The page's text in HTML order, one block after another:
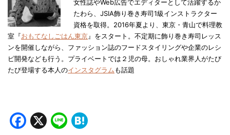
女性誌やWeb広告でエディターとして活躍するか
たわら、JSIA飾り巻き寿司1級インストラクター
資格を取得。2016年夏より、東京・青山で料理教
室『おもてなしごはん東京』をスタート。不定期に飾り巻き寿司レッス
ンを開催しながら、ファッション誌のフードスタイリングや企業のレシ
ピ開発なども行う。プライベートでは２児の母。おしゃれ業界人がたび
たび登場する本人のインスタグラムも話題
Facebook
X Line